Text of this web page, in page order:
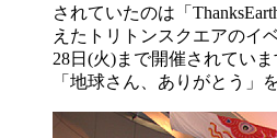
されていたのは「
えたトリトンスクエアのイ
28日(火)まで開催されていま
「地球さん、ありがとう」